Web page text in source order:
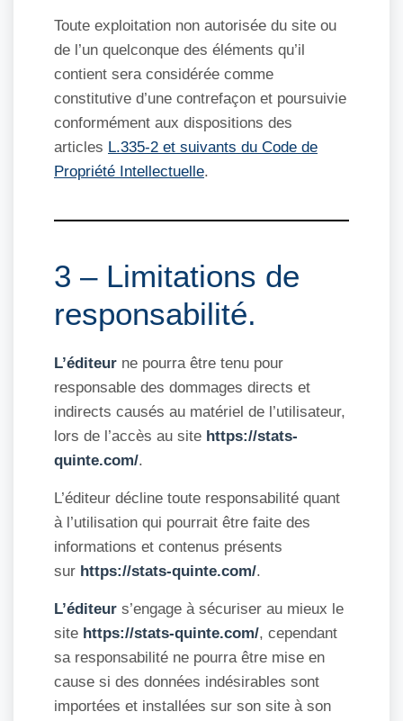
Toute exploitation non autorisée du site ou
de l’un quelconque des éléments qu’il
contient sera considérée comme
constitutive d’une contrefaçon et poursuivie
conformément aux dispositions des
articles L.335-2 et suivants du Code de
Propriété Intellectuelle.
3 – Limitations de
responsabilité.
L’éditeur ne pourra être tenu pour
responsable des dommages directs et
indirects causés au matériel de l’utilisateur,
lors de l’accès au site https://stats-
quinte.com/.
L’éditeur décline toute responsabilité quant
à l’utilisation qui pourrait être faite des
informations et contenus présents
sur https://stats-quinte.com/.
L’éditeur s’engage à sécuriser au mieux le
site https://stats-quinte.com/, cependant
sa responsabilité ne pourra être mise en
cause si des données indésirables sont
importées et installées sur son site à son